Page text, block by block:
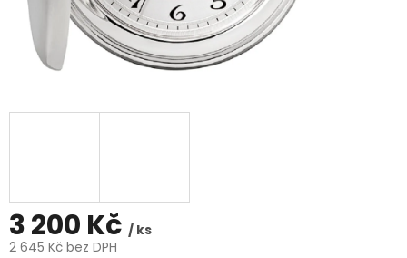
3 200 Kč / ks
2 645 Kč bez DPH